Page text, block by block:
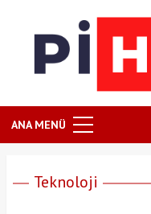
ANA MENÜ
Teknoloji